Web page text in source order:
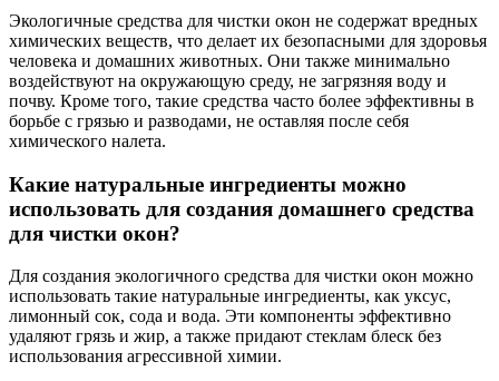
Экологичные средства для чистки окон не содержат вредных
химических веществ, что делает их безопасными для здоровья
человека и домашних животных. Они также минимально
воздействуют на окружающую среду, не загрязняя воду и
почву. Кроме того, такие средства часто более эффективны в
борьбе с грязью и разводами, не оставляя после себя
химического налета.
Какие натуральные ингредиенты можно
использовать для создания домашнего средства
для чистки окон?
Для создания экологичного средства для чистки окон можно
использовать такие натуральные ингредиенты, как уксус,
лимонный сок, сода и вода. Эти компоненты эффективно
удаляют грязь и жир, а также придают стеклам блеск без
использования агрессивной химии.